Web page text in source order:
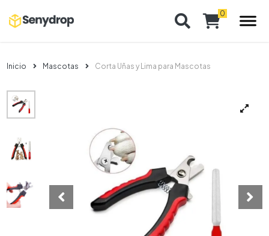
Inicio Mascotas Corta Uñas y Lima para Mascotas